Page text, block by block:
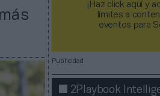
¡Haz click aquí y
límites a
eventos para
Publicidad
2Playbook